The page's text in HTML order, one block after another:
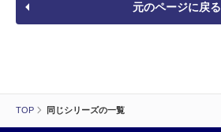
TOP 同じシリーズの一覧
元のページに戻る